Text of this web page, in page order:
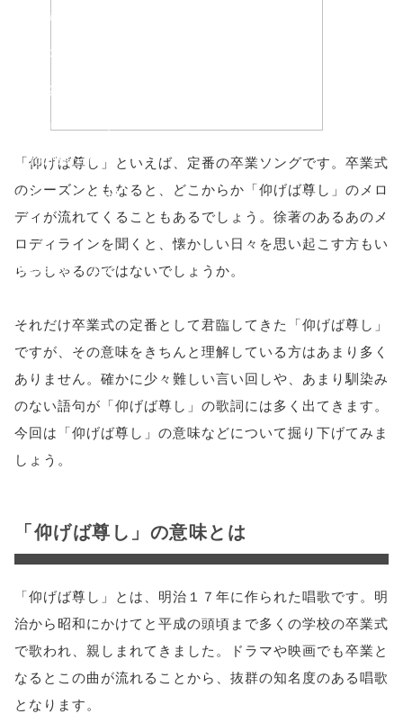
f, 'Gwindow',
'width=550,
height=450,
toolbar=no,
scrollbars=yes'
false;"> シェア
「仰げば尊し」といえば、定番の卒業ソングです。卒業式
のシーズンともなると、どこからか「仰げば尊し」のメロ
ディが流れてくることもあるでしょう。徐著のあるあのメ
ロディラインを聞くと、懐かしい日々を思い起こす方もい
らっしゃるのではないでしょうか。
それだけ卒業式の定番として君臨してきた「仰げば尊し」
ですが、その意味をきちんと理解している方はあまり多く
ありません。確かに少々難しい言い回しや、あまり馴染み
のない語句が「仰げば尊し」の歌詞には多く出てきます。
今回は「仰げば尊し」の意味などについて掘り下げてみま
しょう。
「仰げば尊し」の意味とは
「仰げば尊し」とは、明治１７年に作られた唱歌です。明
治から昭和にかけてと平成の頭頃まで多くの学校の卒業式
で歌われ、親しまれてきました。ドラマや映画でも卒業と
なるとこの曲が流れることから、抜群の知名度のある唱歌
となります。